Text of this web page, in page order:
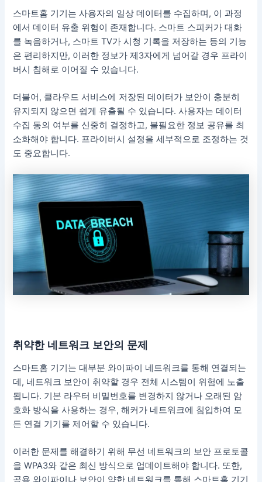
스마트홈 기기는 사용자의 일상 데이터를 수집하며, 이 과정
에서 데이터 유출 위험이 존재합니다. 스마트 스피커가 대화
를 녹음하거나, 스마트 TV가 시청 기록을 저장하는 등의 기능
은 편리하지만, 이러한 정보가 제3자에게 넘어갈 경우 프라이
버시 침해로 이어질 수 있습니다.
더불어, 클라우드 서비스에 저장된 데이터가 보안이 충분히
유지되지 않으면 쉽게 유출될 수 있습니다. 사용자는 데이터
수집 동의 여부를 신중히 결정하고, 불필요한 정보 공유를 최
소화해야 합니다. 프라이버시 설정을 세부적으로 조정하는 것
도 중요합니다.
취약한 네트워크 보안의 문제
스마트홈 기기는 대부분 와이파이 네트워크를 통해 연결되는
데, 네트워크 보안이 취약할 경우 전체 시스템이 위험에 노출
됩니다. 기본 라우터 비밀번호를 변경하지 않거나 오래된 암
호화 방식을 사용하는 경우, 해커가 네트워크에 침입하여 모
든 연결 기기를 제어할 수 있습니다.
이러한 문제를 해결하기 위해 무선 네트워크의 보안 프로토콜
을 WPA3와 같은 최신 방식으로 업데이트해야 합니다. 또한,
공용 와이파이나 보안이 약한 네트워크를 통해 스마트홈 기기